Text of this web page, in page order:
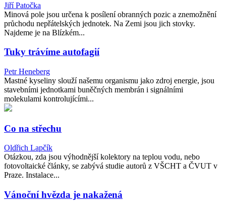
Jiří Patočka
Minová pole jsou určena k posílení obranných pozic a znemožnění
průchodu nepřátelských jednotek. Na Zemi jsou jich stovky.
Najdeme je na Blízkém...
Tuky trávíme autofagií
Petr Heneberg
Mastné kyseliny slouží našemu organismu jako zdroj energie, jsou
stavebními jednotkami buněčných membrán i signálními
molekulami kontrolujícími...
Co na střechu
Oldřich Lapčík
Otázkou, zda jsou výhodnější kolektory na teplou vodu, nebo
fotovoltaické články, se zabývá studie autorů z VŠCHT a ČVUT v
Praze. Instalace...
Vánoční hvězda je nakažená